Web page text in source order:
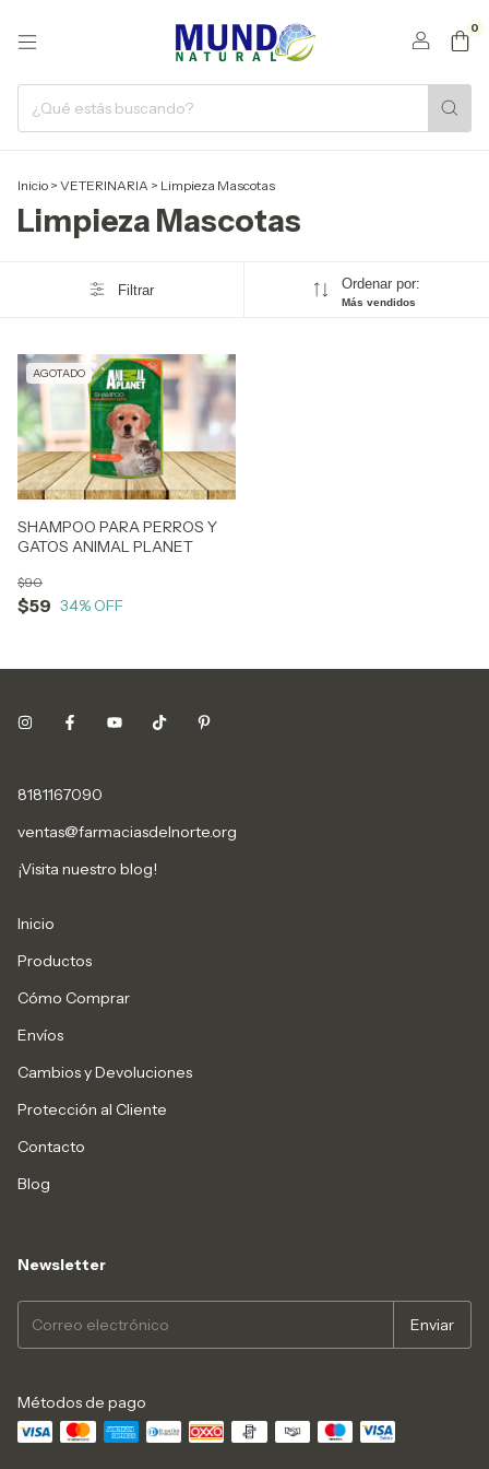
0
Inicio > VETERINARIA > Limpieza Mascotas
Limpieza Mascotas
Filtrar Ordenar por:
Más vendidos
AGOTADO
SHAMPOO PARA PERROS Y
GATOS ANIMAL PLANET
$59
$90
34% OFF
8181167090
ventas@farmaciasdelnorte.org
¡Visita nuestro blog!
Inicio
Productos
Cómo Comprar
Envíos
Cambios y Devoluciones
Protección al Cliente
Contacto
Blog
Newsletter
Métodos de pago